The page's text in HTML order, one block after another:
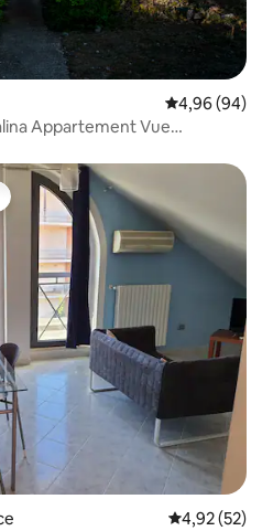
Évaluation
4,96 (94)
Appartement Vue
Évaluation
4,92 (52)